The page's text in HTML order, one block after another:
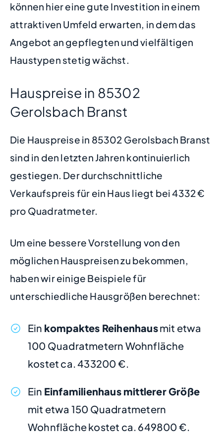
können hier eine gute Investition in einem
attraktiven Umfeld erwarten, in dem das
Angebot an gepflegten und vielfältigen
Haustypen stetig wächst.
Hauspreise in 85302
Gerolsbach Branst
Die Hauspreise in 85302 Gerolsbach Branst
sind in den letzten Jahren kontinuierlich
gestiegen. Der durchschnittliche
Verkaufspreis für ein Haus liegt bei 4332 €
pro Quadratmeter.
Um eine bessere Vorstellung von den
möglichen Hauspreisen zu bekommen,
haben wir einige Beispiele für
unterschiedliche Hausgrößen berechnet:
Ein kompaktes Reihenhausmit etwa
100 Quadratmetern Wohnfläche
kostet ca. 433200 €.
Ein Einfamilienhaus mittlerer Größe
mit etwa 150 Quadratmetern
Wohnfläche kostet ca. 649800 €.